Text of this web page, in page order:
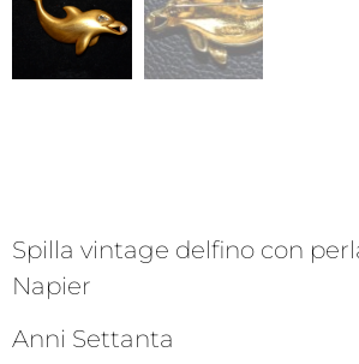
Spilla vintage delfino con
Napier
Anni Settanta